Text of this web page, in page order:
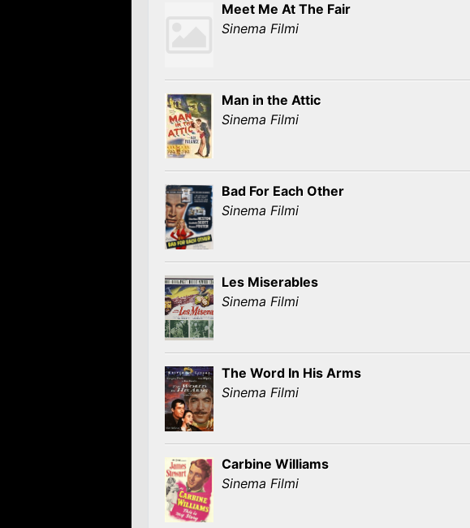
Meet Me At The Fair
Sinema Filmi
Man in the Attic
Sinema Filmi
Bad For Each Other
Sinema Filmi
Les Miserables
Sinema Filmi
The Word In His Arms
Sinema Filmi
Carbine Williams
Sinema Filmi